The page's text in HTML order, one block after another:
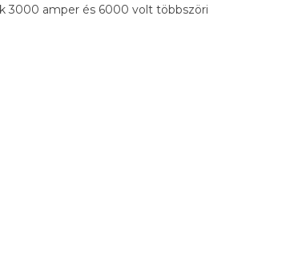
3000 amper és 6000 volt többszöri